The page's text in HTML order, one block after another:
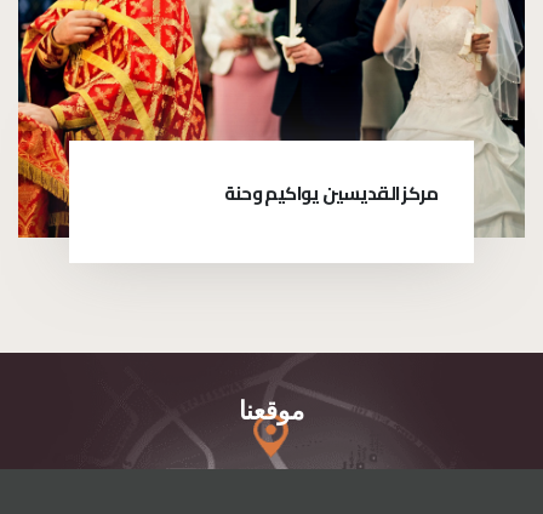
مركز القديسين يواكيم وحنة
موقعنا